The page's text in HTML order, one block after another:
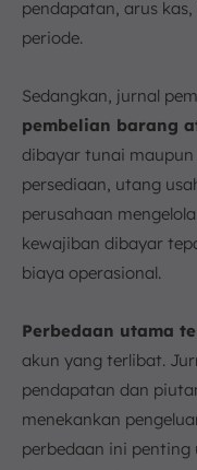
pendapatan, arus
periode.
Sedangkan, jurnal
pembelian barang
dibayar tunai
persediaan, utang
perusahaan
kewajiban dibayar
biaya operasional.
Perbedaan utama
akun yang terlibat.
pendapatan dan
menekankan
perbedaan ini